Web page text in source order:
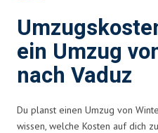
ein Umzug
nach Vaduz
Du planst einen Umzug von
wissen, welche Kosten auf dich